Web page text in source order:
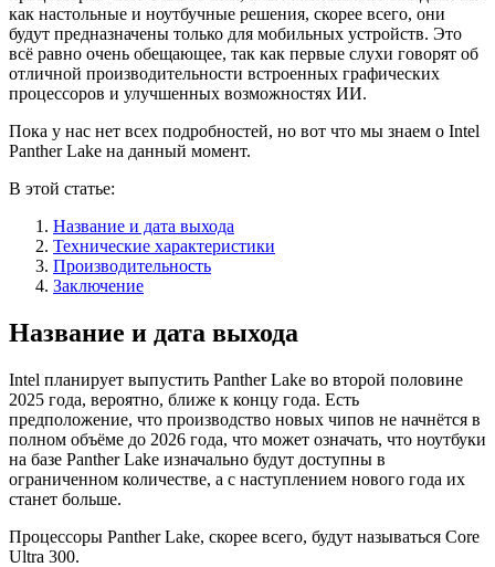
как настольные и ноутбучные решения, скорее всего, они
будут предназначены только для мобильных устройств. Это
всё равно очень обещающее, так как первые слухи говорят об
отличной производительности встроенных графических
процессоров и улучшенных возможностях ИИ.
Пока у нас нет всех подробностей, но вот что мы знаем о Intel
Panther Lake на данный момент.
В этой статье:
Название и дата выхода
Технические характеристики
Производительность
Заключение
Название и дата выхода
Intel планирует выпустить Panther Lake во второй половине
2025 года, вероятно, ближе к концу года. Есть
предположение, что производство новых чипов не начнётся в
полном объёме до 2026 года, что может означать, что ноутбуки
на базе Panther Lake изначально будут доступны в
ограниченном количестве, а с наступлением нового года их
станет больше.
Процессоры Panther Lake, скорее всего, будут называться Core
Ultra 300.